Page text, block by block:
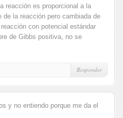
reacción es proporcional a la
de la reacción pero cambiada de
con potencial estándar
de Gibbs positiva, no se
Responder
y no entiendo porque me da el